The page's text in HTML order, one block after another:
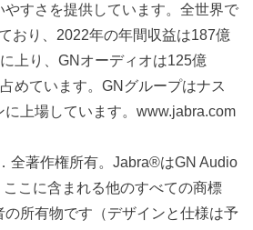
すさを提供しています。全世界で
おり、2022年の年間収益は187億
上り、GNオーディオは125億
めています。GNグループはナス
に上場しています。www.jabra.com
全著作権所有。Jabra®はGN Audio
こに含まれる他のすべての商標
所有物です（デザインと仕様は予